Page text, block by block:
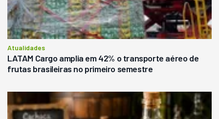
Atualidades
LATAM Cargo amplia em 42% o transporte aéreo de
frutas brasileiras no primeiro semestre